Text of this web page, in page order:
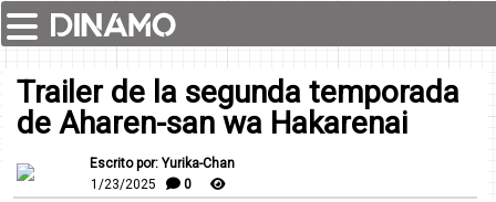
Trailer de la segunda temporada
de Aharen-san wa Hakarenai
Escrito por: Yurika-Chan
1/23/2025
0